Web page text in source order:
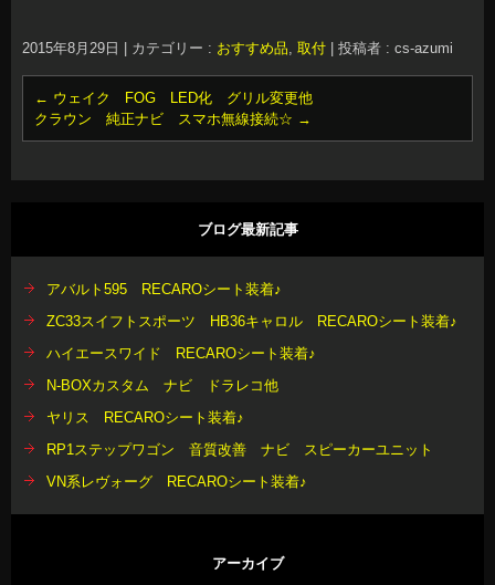
2015年8月29日 カテゴリー : おすすめ品, 取付 投稿者 : cs-azumi
← ウェイク FOG LED化 グリル変更他
クラウン 純正ナビ スマホ無線接続☆ →
ブログ最新記事
アバルト595 RECAROシート装着♪
ZC33スイフトスポーツ HB36キャロル RECAROシート装着♪
ハイエースワイド RECAROシート装着♪
N-BOXカスタム ナビ ドラレコ他
ヤリス RECAROシート装着♪
RP1ステップワゴン 音質改善 ナビ スピーカーユニット
VN系レヴォーグ RECAROシート装着♪
アーカイブ